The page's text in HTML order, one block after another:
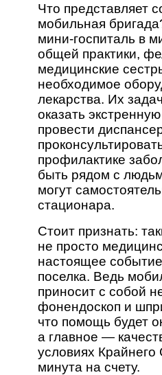
Что представляет
мобильная
мини-госпиталь в
общей практики,
медицинские
необходимое
лекарства. Их
оказать
провести
профилактике
быть рядом с
могут
стационара.
Стоит признать:
не просто
настоящее
поселка. Ведь
приносит с собой
фонендоскоп и
что помощь будет
а главное —
условиях
минута на счету.